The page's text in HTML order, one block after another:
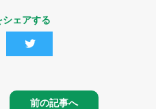
シェアする
前の記事へ